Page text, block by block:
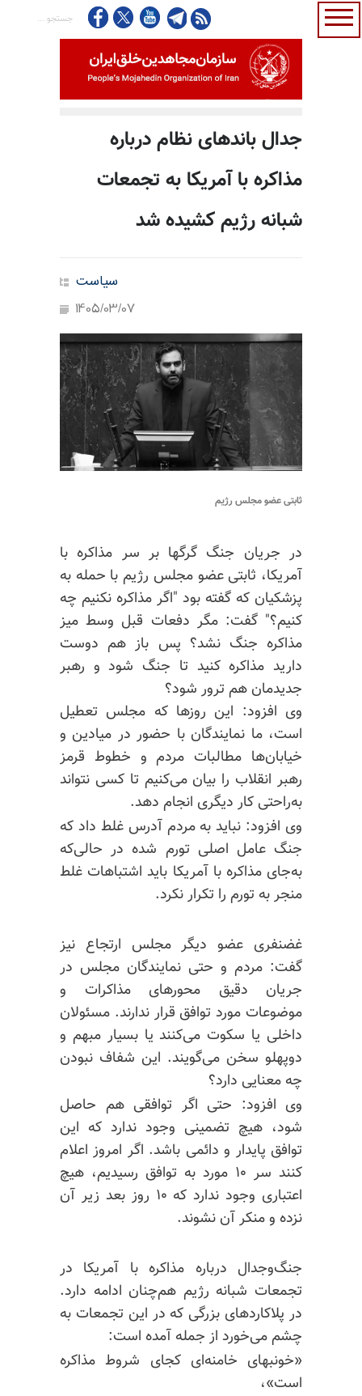
جدال باندهای نظام درباره
مذاکره با آمریکا به تجمعات
شبانه رژیم کشیده شد
سیاست
1405/03/07
ثابتی عضو مجلس رژیم
در جریان جنگ گرگها بر سر مذاکره با
آمریکا، ثابتی عضو مجلس رژیم با حمله به
پزشکیان که گفته بود "اگر مذاکره نکنیم چه
کنیم؟" گفت: مگر دفعات قبل وسط میز
مذاکره جنگ نشد؟ پس باز هم دوست
دارید مذاکره کنید تا جنگ شود و رهبر
جدیدمان هم ترور شود؟
وی افزود: این روزها که مجلس تعطیل
است، ما نمایندگان با حضور در میادین و
خیابان‌ها مطالبات مردم و خطوط قرمز
رهبر انقلاب را بیان می‌کنیم تا کسی نتواند
به‌راحتی کار دیگری انجام دهد.
وی افزود: نباید به مردم آدرس غلط داد که
جنگ عامل اصلی تورم شده در حالی‌که
به‌جای مذاکره با آمریکا باید اشتباهات غلط
منجر به تورم را تکرار نکرد.
غضنفری عضو دیگر مجلس ارتجاع نیز
گفت: مردم و حتی نمایندگان مجلس در
جریان دقیق محورهای مذاکرات و
موضوعات مورد توافق قرار ندارند. مسئولان
داخلی یا سکوت می‌کنند یا بسیار مبهم و
دوپهلو سخن می‌گویند. این شفاف نبودن
چه معنایی دارد؟
وی افزود: حتی اگر توافقی هم حاصل
شود، هیچ تضمینی وجود ندارد که این
توافق پایدار و دائمی باشد. اگر امروز اعلام
کنند سر ۱۰ مورد به توافق رسیدیم، هیچ
اعتباری وجود ندارد که ۱۰ روز بعد زیر آن
نزده و منکر آن نشوند.
جنگ‌وجدال درباره مذاکره با آمریکا در
تجمعات شبانه رژیم هم‌چنان ادامه دارد.
در پلاکاردهای بزرگی که در این تجمعات به
چشم می‌خورد از جمله آمده است:
«خونبهای خامنه‌ای کجای شروط مذاکره
است»،